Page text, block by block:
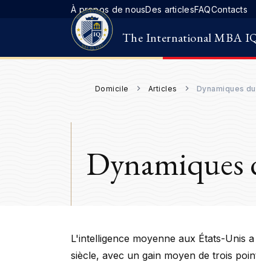
À propos de nousDes articlesFAQContacts
The International MBA
Domicile Articles Dynamiques
Dynamiques
L'intelligence moyenne aux États-Unis
siècle, avec un gain moyen de trois